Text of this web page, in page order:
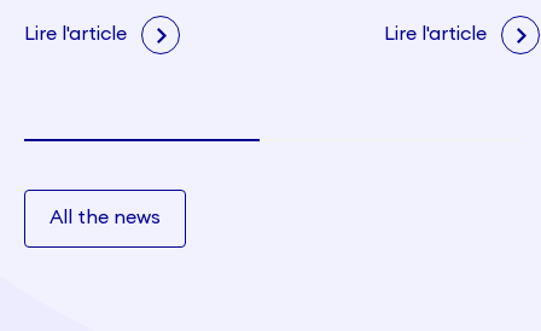
Lire l'article
citoyenneté
Lire l'article
All the news